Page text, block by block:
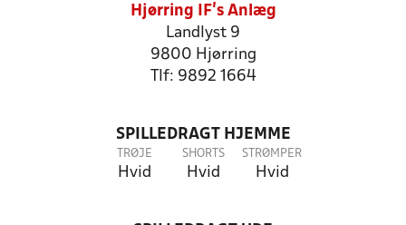
Hjørring IF's Anlæg
Landlyst 9
9800 Hjørring
Tlf: 9892 1664
SPILLEDRAGT HJEMME
TRØJE
Hvid
SHORTS
Hvid
STRØMPER
Hvid